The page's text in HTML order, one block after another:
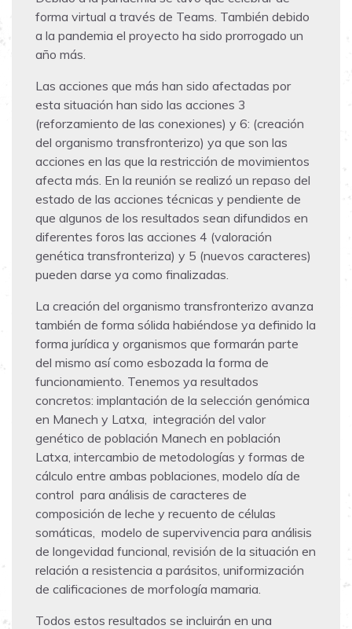
forma virtual a través de Teams. También debido
a la pandemia el proyecto ha sido prorrogado un
año más.
Las acciones que más han sido afectadas por
esta situación han sido las acciones 3
(reforzamiento de las conexiones) y 6: (creación
del organismo transfronterizo) ya que son las
acciones en las que la restricción de movimientos
afecta más. En la reunión se realizó un repaso del
estado de las acciones técnicas y pendiente de
que algunos de los resultados sean difundidos en
diferentes foros las acciones 4 (valoración
genética transfronteriza) y 5 (nuevos caracteres)
pueden darse ya como finalizadas.
La creación del organismo transfronterizo avanza
también de forma sólida habiéndose ya definido la
forma jurídica y organismos que formarán parte
del mismo así como esbozada la forma de
funcionamiento. Tenemos ya resultados
concretos: implantación de la selección genómica
en Manech y Latxa, integración del valor
genético de población Manech en población
Latxa, intercambio de metodologías y formas de
cálculo entre ambas poblaciones, modelo día de
control para análisis de caracteres de
composición de leche y recuento de células
somáticas, modelo de supervivencia para análisis
de longevidad funcional, revisión de la situación en
relación a resistencia a parásitos, uniformización
de calificaciones de morfología mamaria.
Todos estos resultados se incluirán en una